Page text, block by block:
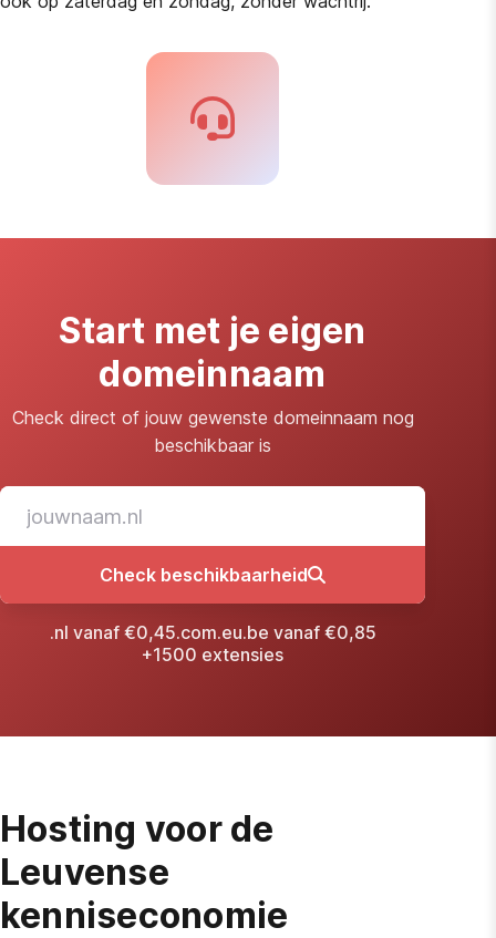
Start met je eigen
domeinnaam
Check direct of jouw gewenste domeinnaam nog
beschikbaar is
Check beschikbaarheid
.nl vanaf €0,45.com.eu.be vanaf €0,85
+1500 extensies
Hosting voor de
Leuvense
kenniseconomie